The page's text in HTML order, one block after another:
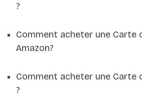
?
Comment acheter une Carte
Amazon?
Comment acheter une Carte
?